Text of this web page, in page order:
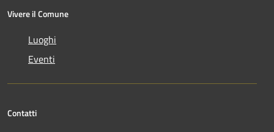
Vivere il Comune
Luoghi
Eventi
Contatti